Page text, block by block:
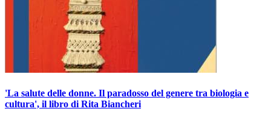
'La salute delle donne. Il paradosso del genere tra biologia e
cultura', il libro di Rita Biancheri